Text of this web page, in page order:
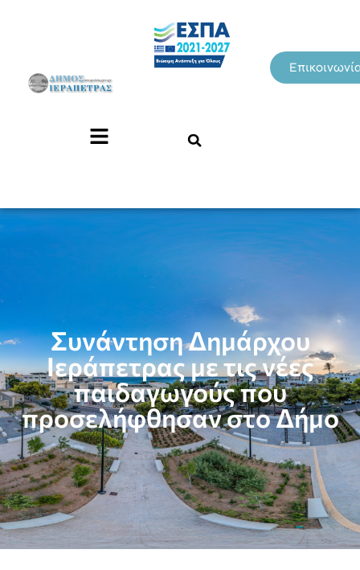
Συνάντηση Δημάρχου
Ιεράπετρας με τις νέες
παιδαγωγούς που
προσελήφθησαν στο Δήμο